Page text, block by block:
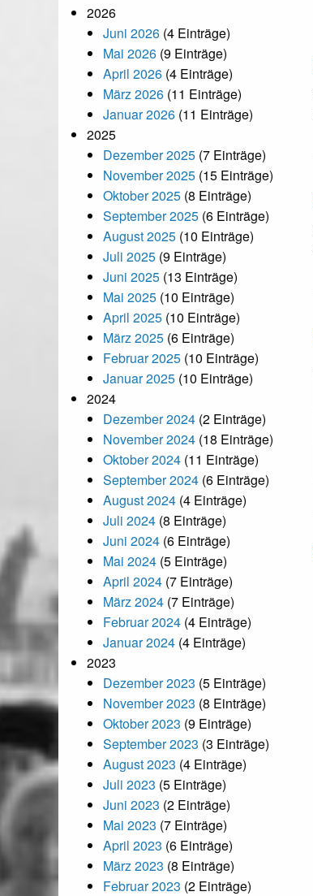
2026
Juni 2026 (4 Einträge)
Mai 2026 (9 Einträge)
April 2026 (4 Einträge)
März 2026 (11 Einträge)
Januar 2026 (11 Einträge)
2025
Dezember 2025 (7 Einträge)
November 2025 (15 Einträge)
Oktober 2025 (8 Einträge)
September 2025 (6 Einträge)
August 2025 (10 Einträge)
Juli 2025 (9 Einträge)
Juni 2025 (13 Einträge)
Mai 2025 (10 Einträge)
April 2025 (10 Einträge)
März 2025 (6 Einträge)
Februar 2025 (10 Einträge)
Januar 2025 (10 Einträge)
2024
Dezember 2024 (2 Einträge)
November 2024 (18 Einträge)
Oktober 2024 (11 Einträge)
September 2024 (6 Einträge)
August 2024 (4 Einträge)
Juli 2024 (8 Einträge)
Juni 2024 (6 Einträge)
Mai 2024 (5 Einträge)
April 2024 (7 Einträge)
März 2024 (7 Einträge)
Februar 2024 (4 Einträge)
Januar 2024 (4 Einträge)
2023
Dezember 2023 (5 Einträge)
November 2023 (8 Einträge)
Oktober 2023 (9 Einträge)
September 2023 (3 Einträge)
August 2023 (4 Einträge)
Juli 2023 (5 Einträge)
Juni 2023 (2 Einträge)
Mai 2023 (7 Einträge)
April 2023 (6 Einträge)
März 2023 (8 Einträge)
Februar 2023 (2 Einträge)